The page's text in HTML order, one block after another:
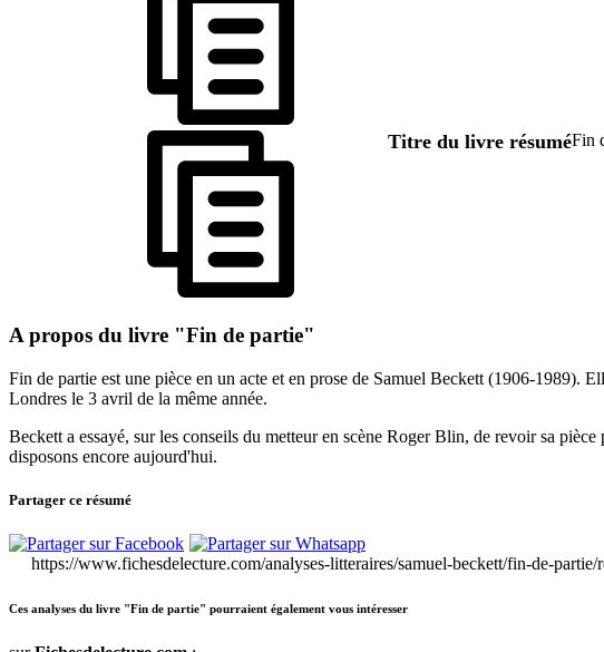
Titre du livre résuméFin
A propos du livre "Fin de partie"
Fin de partie est une pièce en un acte et en prose de Samuel Beckett (1906-1989).
Londres le 3 avril de la même année.
Beckett a essayé, sur les conseils du metteur en scène Roger Blin, de revoir sa
disposons encore aujourd'hui.
Partager ce résumé
https://www.fichesdelecture.com/analyses-litteraires/samuel-beckett/fin-de-partie/
Ces analyses du livre "Fin de partie" pourraient également vous intéresser